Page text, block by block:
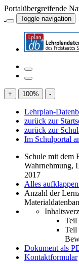
Portalübergreifende
Toggle navigation
+ 100% -
Lehrplan-
zurück zur
zurück zur
Im Schulportal
Schule mit dem
Wahrnehmung,
2017
Alles aufklappen
Anzahl der
Teil
Teil
Dokument als
Kontaktformular